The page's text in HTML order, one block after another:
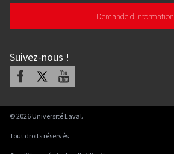
Demande d'information
Suivez-nous !
Facebook Youtube
©2026 Université Laval.
Tout droits réservés